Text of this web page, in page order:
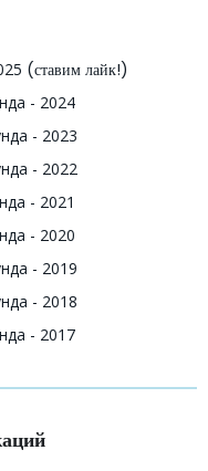
(ставим лайк!)
- 2024
- 2023
- 2022
- 2021
- 2020
- 2019
- 2018
- 2017